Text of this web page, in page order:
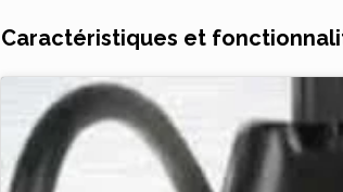
Caractéristiques et